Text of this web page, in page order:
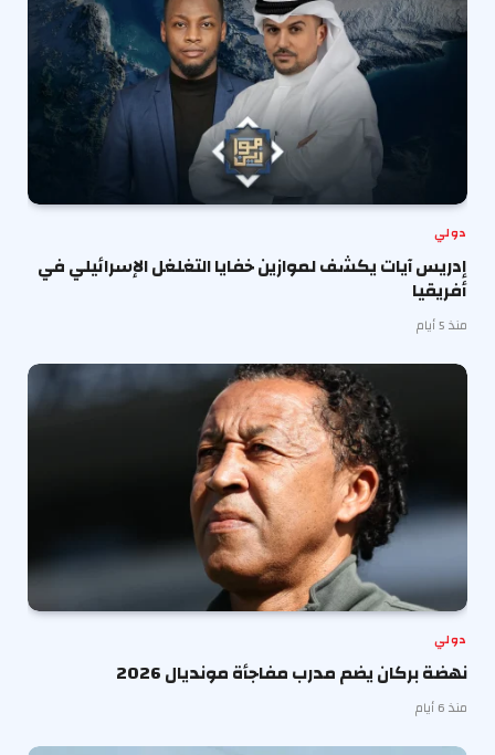
دولي
إدريس آيات يكشف لموازين خفايا التغلغل الإسرائيلي في
أفريقيا
منذ 5 أيام
دولي
نهضة بركان يضم مدرب مفاجأة مونديال 2026
منذ 6 أيام